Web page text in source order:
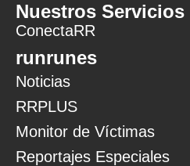
Nuestros Servicios
ConectaRR
runrunes
Noticias
RRPLUS
Monitor de Víctimas
Reportajes Especiales